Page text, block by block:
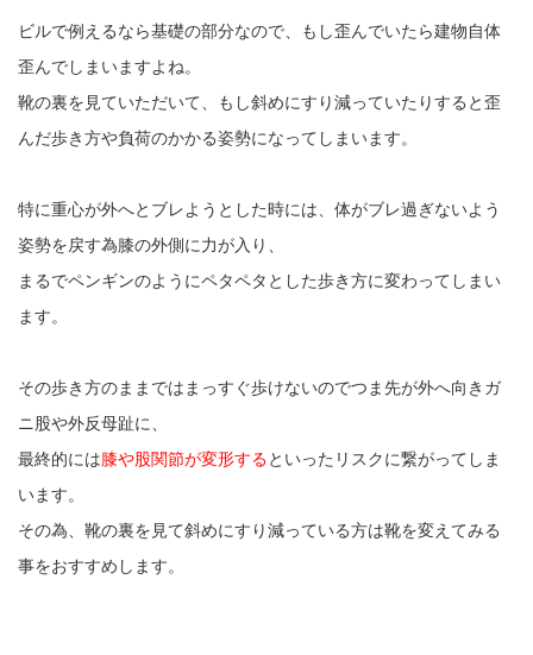
ビルで例えるなら基礎の部分なので、もし歪んでいたら建物自体
歪んでしまいますよね。
靴の裏を見ていただいて、もし斜めにすり減っていたりすると歪
んだ歩き方や負荷のかかる姿勢になってしまいます。
特に重心が外へとブレようとした時には、体がブレ過ぎないよう
姿勢を戻す為膝の外側に力が入り、
まるでペンギンのようにペタペタとした歩き方に変わってしまい
ます。
その歩き方のままではまっすぐ歩けないのでつま先が外へ向きガ
ニ股や外反母趾に、
最終的には膝や股関節が変形するといったリスクに繋がってしま
います。
その為、靴の裏を見て斜めにすり減っている方は靴を変えてみる
事をおすすめします。